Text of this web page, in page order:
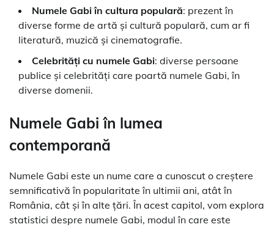
Numele Gabi în cultura populară: prezent în
diverse forme de artă și cultură populară, cum ar fi
literatură, muzică și cinematografie.
Celebrități cu numele Gabi: diverse persoane
publice și celebrități care poartă numele Gabi, în
diverse domenii.
Numele Gabi în lumea
contemporană
Numele Gabi este un nume care a cunoscut o creștere
semnificativă în popularitate în ultimii ani, atât în
România, cât și în alte țări. În acest capitol, vom explora
statistici despre numele Gabi, modul în care este